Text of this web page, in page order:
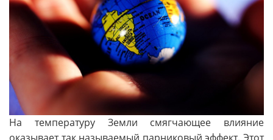
На температуру Земли смягчающее влияние